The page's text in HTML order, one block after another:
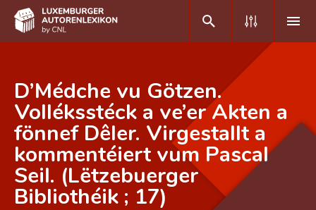
DE FR
Home
Autor(inn)en A-Z
Erweiterte Suche
D’Médche vu Götzen.
Volléksstéck a ve’er Akten a
fönnef Dêler. Virgestallt a
kommentéiert vum Pascal
Seil. (Lëtzebuerger
Bibliothéik ; 17)